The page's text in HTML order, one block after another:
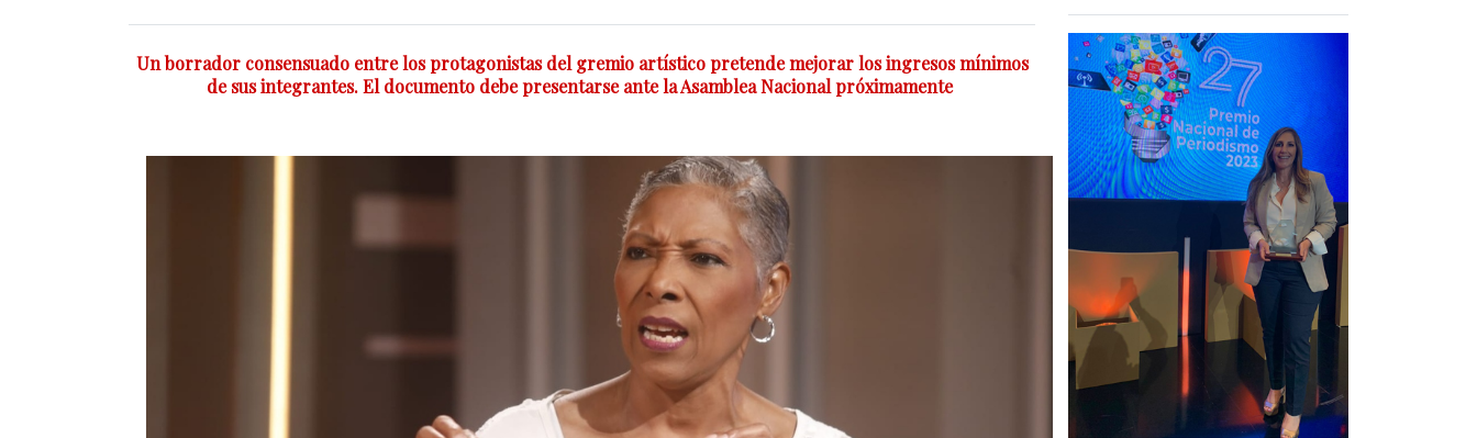
Un borrador consensuado entre los protagonistas del gremio artístico pretende mejorar los ingresos mínimos
de sus integrantes. El documento debe presentarse ante la Asamblea Nacional próximamente